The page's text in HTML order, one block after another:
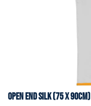
Open End Silk (75 x 90cm)